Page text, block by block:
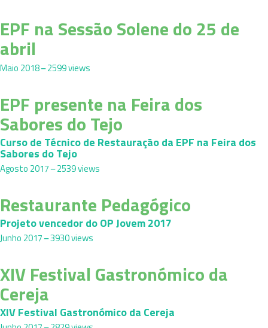
EPF na Sessão Solene do 25 de
abril
Maio 20182599 views
EPF presente na Feira dos
Sabores do Tejo
Curso de Técnico de Restauração da EPF na Feira dos
Sabores do Tejo
Agosto 20172539 views
Restaurante Pedagógico
Projeto vencedor do OP Jovem 2017
Junho 20173930 views
XIV Festival Gastronómico da
Cereja
XIV Festival Gastronómico da Cereja